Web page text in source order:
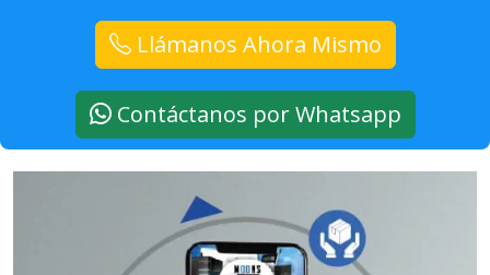
Llámanos Ahora Mismo
Contáctanos por Whatsapp